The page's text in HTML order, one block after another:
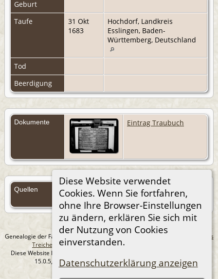
Diese Website verwendet
Cookies. Wenn Sie fortfahren,
ohne Ihre Browser-Einstellungen
zu ändern, erklären Sie sich mit
der Nutzung von Cookies
einverstanden.
Datenschutzerklärung anzeigen
Geburt
Taufe
31 Okt
1683
Hochdorf, Landkreis
Esslingen, Baden-
Württemberg, Deutschland
Tod
Beerdigung
Dokumente Eintrag Traubuch
Quellen
Quellen (Anmelden)
Genealogie der Familie Treichel aus Berlin. - erstellt und betreut von
Andreas
Treichel
Copyright © 2014-2026 Alle Rechte vorbehalten.
Diese Website läuft mit
15.0.5, programmiert von Darrin Lythgoe © 2001-2026.
Datenschutzerklärung